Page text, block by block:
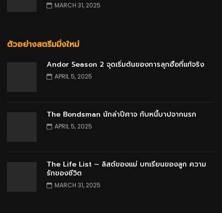
MARCH 31, 2025
ตัวอย่างสตรีมมิ่งใหม่
Andor Season 2 จุดเริ่มต้นของการลุกฮือที่แท้จริง
APRIL 5, 2025
The Bondsman นักล่าปีศาจ กับหนี้บาปจากนรก
APRIL 5, 2025
The Life List – ลิสต์ของแม่ บทเรียนของลูก ความ
รักของชีวิต
MARCH 31, 2025